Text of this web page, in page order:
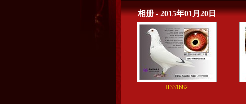
相册 - 2015年01月20日
H331682